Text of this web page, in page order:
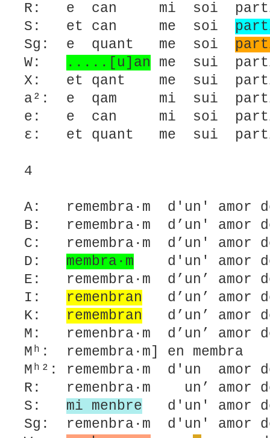
R: e can mi soi
S: et can me soi
Sg: e quant me soi
W:
.....[u]an me sui
X: et qant me sui
a²: e qam mi sui
e: e can mi soi
ε: et quant me sui
4
A: remembra·m d'un' amor
B: remembra·m d’un' amor
C: remembra·m d’un' amor
D: membra·m d'un' amor
E: remembra·m d’un’ amor
I: remenbran d’un’ amor
K: remembran d’un’ amor
M: remenbra·m d’un’ amor
Mʰ: remembra·m] en membra
Mʰ²: remembra·m d'un amor
R: remenbra·m un’ amor
S: mi menbre d'un' amor
Sg: remenbra·m d'un' amor